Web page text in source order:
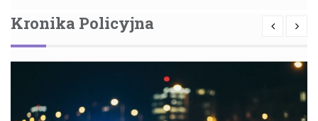
Kronika Policyjna